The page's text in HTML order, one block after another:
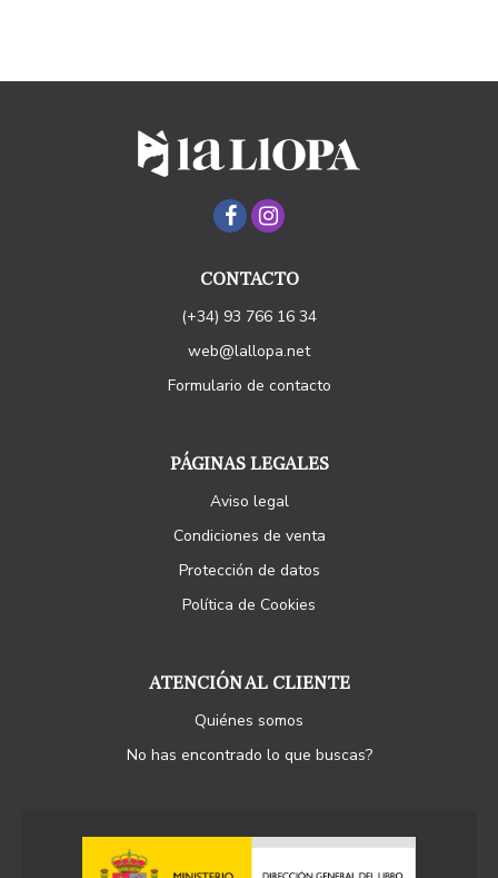
CONTACTO
(+34) 93 766 16 34
web@lallopa.net
Formulario de contacto
PÁGINAS LEGALES
Aviso legal
Condiciones de venta
Protección de datos
Política de Cookies
ATENCIÓN AL CLIENTE
Quiénes somos
No has encontrado lo que buscas?